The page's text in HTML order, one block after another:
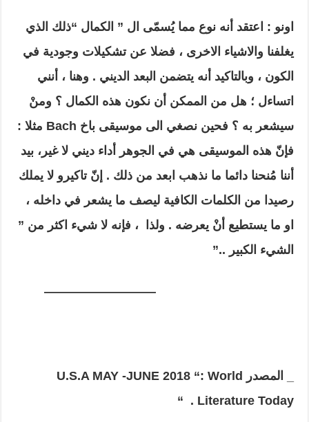
اونو : اعتقد أنه نوع مما يُسمّى ال ” الكمال “ذلك الذي
يغلفنا والاشياء الاخرى ، فضلا عن تشكيلات وجودية في
الكون ، وبالتاكيد أنه يتضمن البعد الديني . وهنا ، أنني
اتساءل ؛ هل من الممكن أن نكون هذه الكمال ؟ ومنْ
سيشعر به ؟ فحين نصغي الى موسيقى باخ Bach مثلا :
فإنّ هذه الموسيقى هي في الجوهر أداء ديني لا غير، بيد
أننا مُنحنا دائما ما نذهب ابعد من ذلك . إنّ تاكيرو لا يملك
رصيدا من الكلمات الكافية ليصف ما يشعر في داخله ،
او ما يستطيع أنْ يعرضه . ولذا ، فإنه لا شيء اكثر من ”
الشيء الكبير ..”
—————————
_ المصدر U.S.A MAY -JUNE 2018 “: World
Literature Today .
“